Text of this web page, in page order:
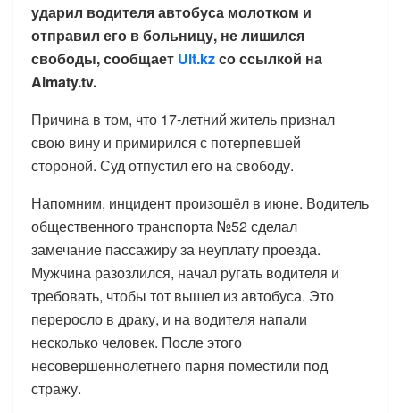
ударил водителя автобуса молотком и
отправил его в больницу, не лишился
свободы, сообщает Ult.kzсо ссылкой на
Almaty.tv.
Причина в том, что 17-летний житель признал
свою вину и примирился с потерпевшей
стороной. Суд отпустил его на свободу.
Напомним, инцидент произошёл в июне. Водитель
общественного транспорта №52 сделал
замечание пассажиру за неуплату проезда.
Мужчина разозлился, начал ругать водителя и
требовать, чтобы тот вышел из автобуса. Это
переросло в драку, и на водителя напали
несколько человек. После этого
несовершеннолетнего парня поместили под
стражу.